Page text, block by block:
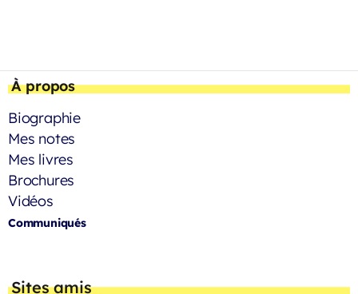
À propos
Biographie
Mes notes
Mes livres
Brochures
Vidéos
Communiqués
Sites amis